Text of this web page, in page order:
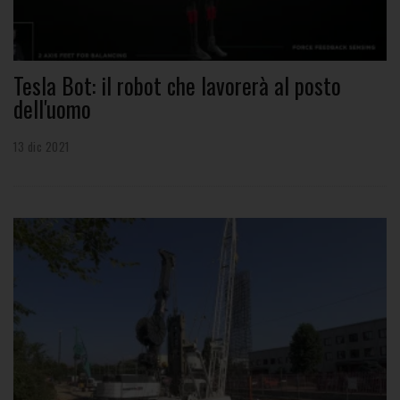
Tesla Bot: il robot che lavorerà al posto
dell'uomo
13 dic 2021